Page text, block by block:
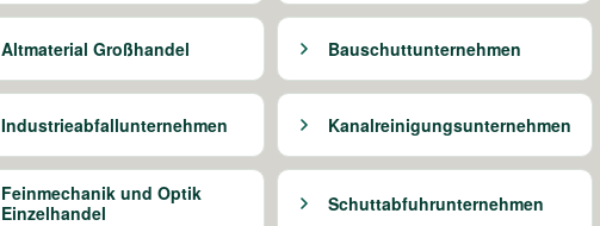
Altmaterial Großhandel Bauschuttunternehmen
Industrieabfallunternehmen Kanalreinigungsunternehmen
Feinmechanik und Optik
Einzelhandel
Schuttabfuhrunternehmen